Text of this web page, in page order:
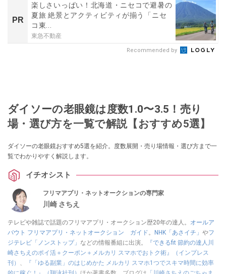
PR
楽しさいっぱい！北海道・ニセコで避暑の
夏旅 絶景とアクティビティが揃う「ニセ
コ東...
東急不動産
Recommended by
ダイソーの老眼鏡は度数1.0〜3.5！売り
場・選び方を一覧で解説【おすすめ5選】
ダイソーの老眼鏡おすすめ5選を紹介。度数展開・売り場情報・選び方まで一
覧でわかりやすく解説します。
イチオシスト
フリマアプリ・ネットオークションの専門家
川崎 さちえ
テレビや雑誌で話題のフリマアプリ・オークション歴20年の達人。 オールア
バウト フリマアプリ・ネットオークション ガイド 。 NHK「あさイチ」 やフ
ジテレビ「ノンストップ」 などの情報番組に出演。
『できるfit 節約の達人川
崎さちえのポイ活＋クーポン＋メルカリ スマホでおトク術』（インプレス
刊）
『「ゆる副業」のはじめかた メルカリ スマホ1つでスキマ時間に効率